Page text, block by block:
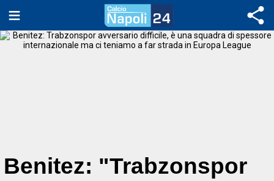
Benitez: "Trabzonspor